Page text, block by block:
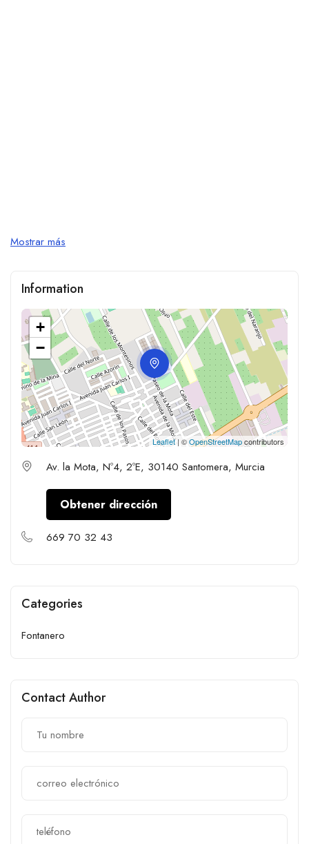
Mostrar más
Information
+
−
Leaflet| ©OpenStreetMapcontributors
Av. la Mota, Nº4, 2ºE, 30140 Santomera, Murcia
Obtener dirección
669 70 32 43
Categories
Fontanero
Contact Author